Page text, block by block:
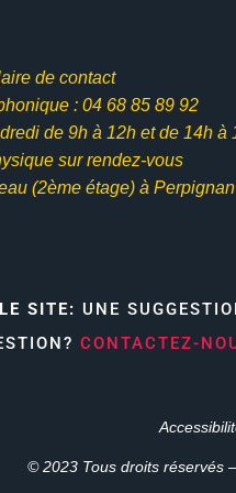
de contact
: 04 68 85 89 92
de 9h à 12h etde 14h à
sur rendez-vous
(2ème étage) à Perpignan
SITE: UNE
CONTACTEZ-
© 2023 Tous droits réservés